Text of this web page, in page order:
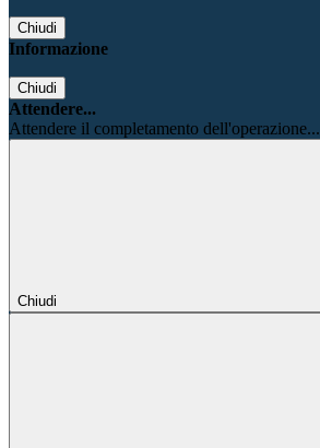
Chiudi
Informazione
Chiudi
Attendere...
Attendere il completamento dell'operazione...
Chiudi